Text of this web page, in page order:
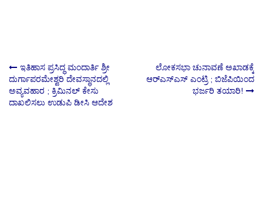
Post
navigation
ಇತಿಹಾಸ ಪ್ರಸಿದ್ಧ ಮಂದಾರ್ತಿ ಶ್ರೀ
ದುರ್ಗಾಪರಮೇಶ್ವರಿ ದೇವಸ್ಥಾನದಲ್ಲಿ
ಅವ್ಯವಹಾರ ; ಕ್ರಿಮಿನಲ್ ಕೇಸು
ದಾಖಲಿಸಲು ಉಡುಪಿ ಡೀಸಿ ಆದೇಶ
ಲೋಕಸಭಾ ಚುನಾವಣೆ ಅಖಾಡಕ್ಕೆ
ಆರ್‌ಎಸ್‌ಎಸ್ ಎಂಟ್ರಿ ; ಬಿಜೆಪಿಯಿಂದ
ಭರ್ಜರಿ ತಯಾರಿ!